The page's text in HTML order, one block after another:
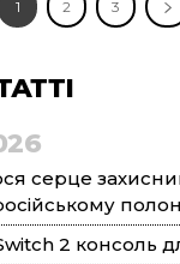
1 2 3
серце
2 консоль